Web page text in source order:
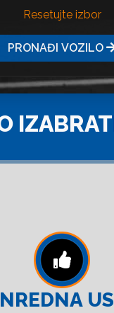
Resetujte izbor
PRONAĐI VOZILO